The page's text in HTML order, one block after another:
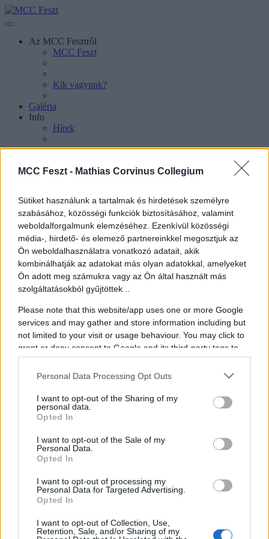
MCC Feszt - Mathias Corvinus Collegium
Sütiket használunk a tartalmak és hirdetések személyre
szabásához, közösségi funkciók biztosításához, valamint
weboldalforgalmunk elemzéséhez. Ezenkívül közösségi
média-, hirdető- és elemező partnereinkkel megosztjuk az
Ön weboldalhasználatra vonatkozó adatait, akik
kombinálhatják az adatokat más olyan adatokkal, amelyeket
Ön adott meg számukra vagy az Ön által használt más
szolgáltatásokból gyűjtöttek...
Please note that this website/app uses one or more Google
services and may gather and store information including but
not limited to your visit or usage behaviour. You may click to
grant or deny consent to Google and its third-party tags to
use your data for below specified purposes in below Google
consent section.
Personal Data Processing Opt Outs
I want to opt-out of the Sharing of my
personal data.
Opted In
I want to opt-out of the Sale of my
Personal Data.
Opted In
I want to opt-out of processing my
Personal Data for Targeted Advertising.
Opted In
I want to opt-out of Collection, Use,
Retention, Sale, and/or Sharing of my
Az MCC Fesztről
MCC Feszt
Kik vagyunk?
Galéria
Info
Hírek
Sajtókapcsolat
English
English
Keresés oldalakon, hírekben, eseményekben, cikkekben.
Schmidt Mária
MOL Új-Európa Alapítvány Kuratórium tagja, Széchenyi-díjas
történészprofesszor, egyetemi tanár, a Terror Háza Múzeum
főigazgatója
Prof. Dr. Schmidt Mária Széchenyi-díjas történész, a Közép- és
Kelet-európai Történelem és Társadalom Kutatásáért Alapítvány
Egyetem egyetemi tanára. Posztgraduális ösztöndíjjal, illetve
vendégtanárként megfordult a világ számos egyetemén. 1998 és
2002 között a miniszterelnök főtanácsadója. 2015–2017 között az
az Első világháborús megemlékezések, 2019–2022 között pedig a
„30 éve szabadon” emlékév koordinálásáért felelős kormánybiztos.